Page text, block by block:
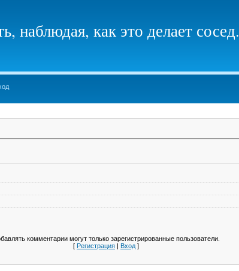
наблюдая, как это делает сосед.
комментарии могут только зарегистрированные пользователи.
[ Регистрация | Вход ]